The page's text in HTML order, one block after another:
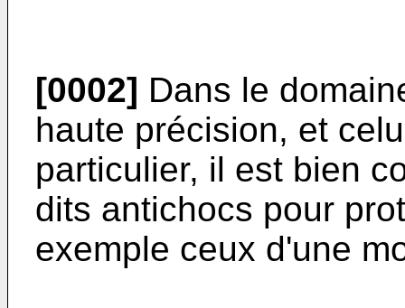
[0002] Dans le
haute précision, et
particulier, il est bien
dits antichocs pour
exemple ceux d'une